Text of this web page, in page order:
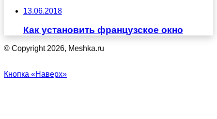
13.06.2018
Как установить французское окно
© Copyright 2026, Meshka.ru
Кнопка «Наверх»